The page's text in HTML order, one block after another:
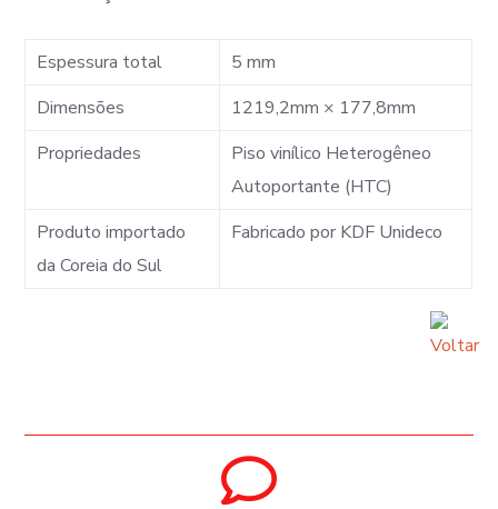
Espessura total
5 mm
Dimensões
1219,2mm × 177,8mm
Propriedades
Piso vinílico Heterogêneo
Autoportante (HTC)
Produto importado
da Coreia do Sul
Fabricado por KDF Unideco